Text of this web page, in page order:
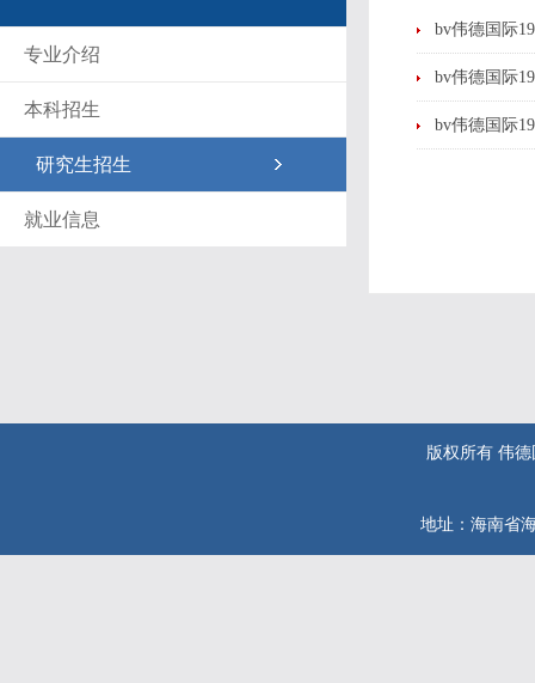
专业介绍
本科招生
研究生招生
就业信息
bv伟德国际
bv伟德国际
bv伟德国际
版权所有 伟德
地址：海南省